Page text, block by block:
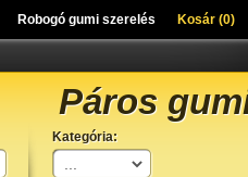
Robogó gumi szerelés Kosár (0)
Páros
Kategória: